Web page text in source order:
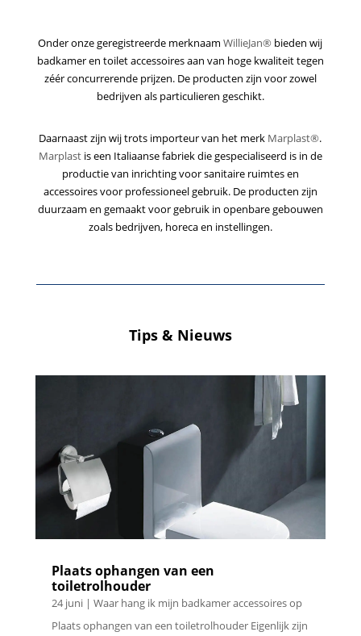
Onder onze geregistreerde merknaamWillieJan® bieden wij
badkamer en toilet accessoires aan van hoge kwaliteit tegen
zéér concurrerende prijzen. De producten zijn voor zowel
bedrijven als particulieren geschikt.
Daarnaast zijn wij trots importeur van het merk Marplast®.
Marplastis een Italiaanse fabriek die gespecialiseerd is in de
productie van inrichting voor sanitaire ruimtes en
accessoires voor professioneel gebruik. De producten zijn
duurzaam en gemaakt voor gebruik in openbare gebouwen
zoals bedrijven, horeca en instellingen.
Tips & Nieuws
Plaats ophangen van een
toiletrolhouder
24 juni| Waar hang ik mijn badkamer accessoires op
Plaats ophangen van een toiletrolhouder Eigenlijk zijn